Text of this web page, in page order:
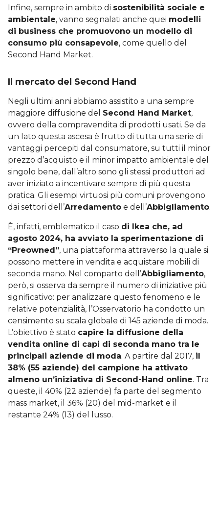
Infine, sempre in ambito di sostenibilità sociale e
ambientale, vanno segnalati anche quei modelli
di business che promuovono un modello di
consumo più consapevole, come quello del
Second Hand Market.
Il mercato del Second Hand
Negli ultimi anni abbiamo assistito a una sempre
maggiore diffusione del Second Hand Market,
ovvero della compravendita di prodotti usati. Se da
un lato questa ascesa è frutto di tutta una serie di
vantaggi percepiti dal consumatore, su tutti il minor
prezzo d’acquisto e il minor impatto ambientale del
singolo bene, dall’altro sono gli stessi produttori ad
aver iniziato a incentivare sempre di più questa
pratica. Gli esempi virtuosi più comuni provengono
dai settori dell’Arredamento e dell’Abbigliamento.
È, infatti, emblematico il caso di Ikea che, ad
agosto 2024, ha avviato la sperimentazione di
“Preowned”, una piattaforma attraverso la quale si
possono mettere in vendita e acquistare mobili di
seconda mano. Nel comparto dell’Abbigliamento,
però, si osserva da sempre il numero di iniziative più
significativo: per analizzare questo fenomeno e le
relative potenzialità, l’Osservatorio ha condotto un
censimento su scala globale di 145 aziende di moda.
L’obiettivo è stato capire la diffusione della
vendita online di capi di seconda mano tra le
principali aziende di moda. A partire dal 2017, il
38% (55 aziende) del campione ha attivato
almeno un’iniziativa di Second-Hand online. Tra
queste, il 40% (22 aziende) fa parte del segmento
mass market, il 36% (20) del mid-market e il
restante 24% (13) del lusso.